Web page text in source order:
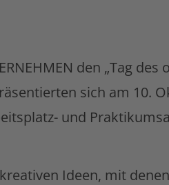
den „Tag
sich am 10.
und
Ideen, mit